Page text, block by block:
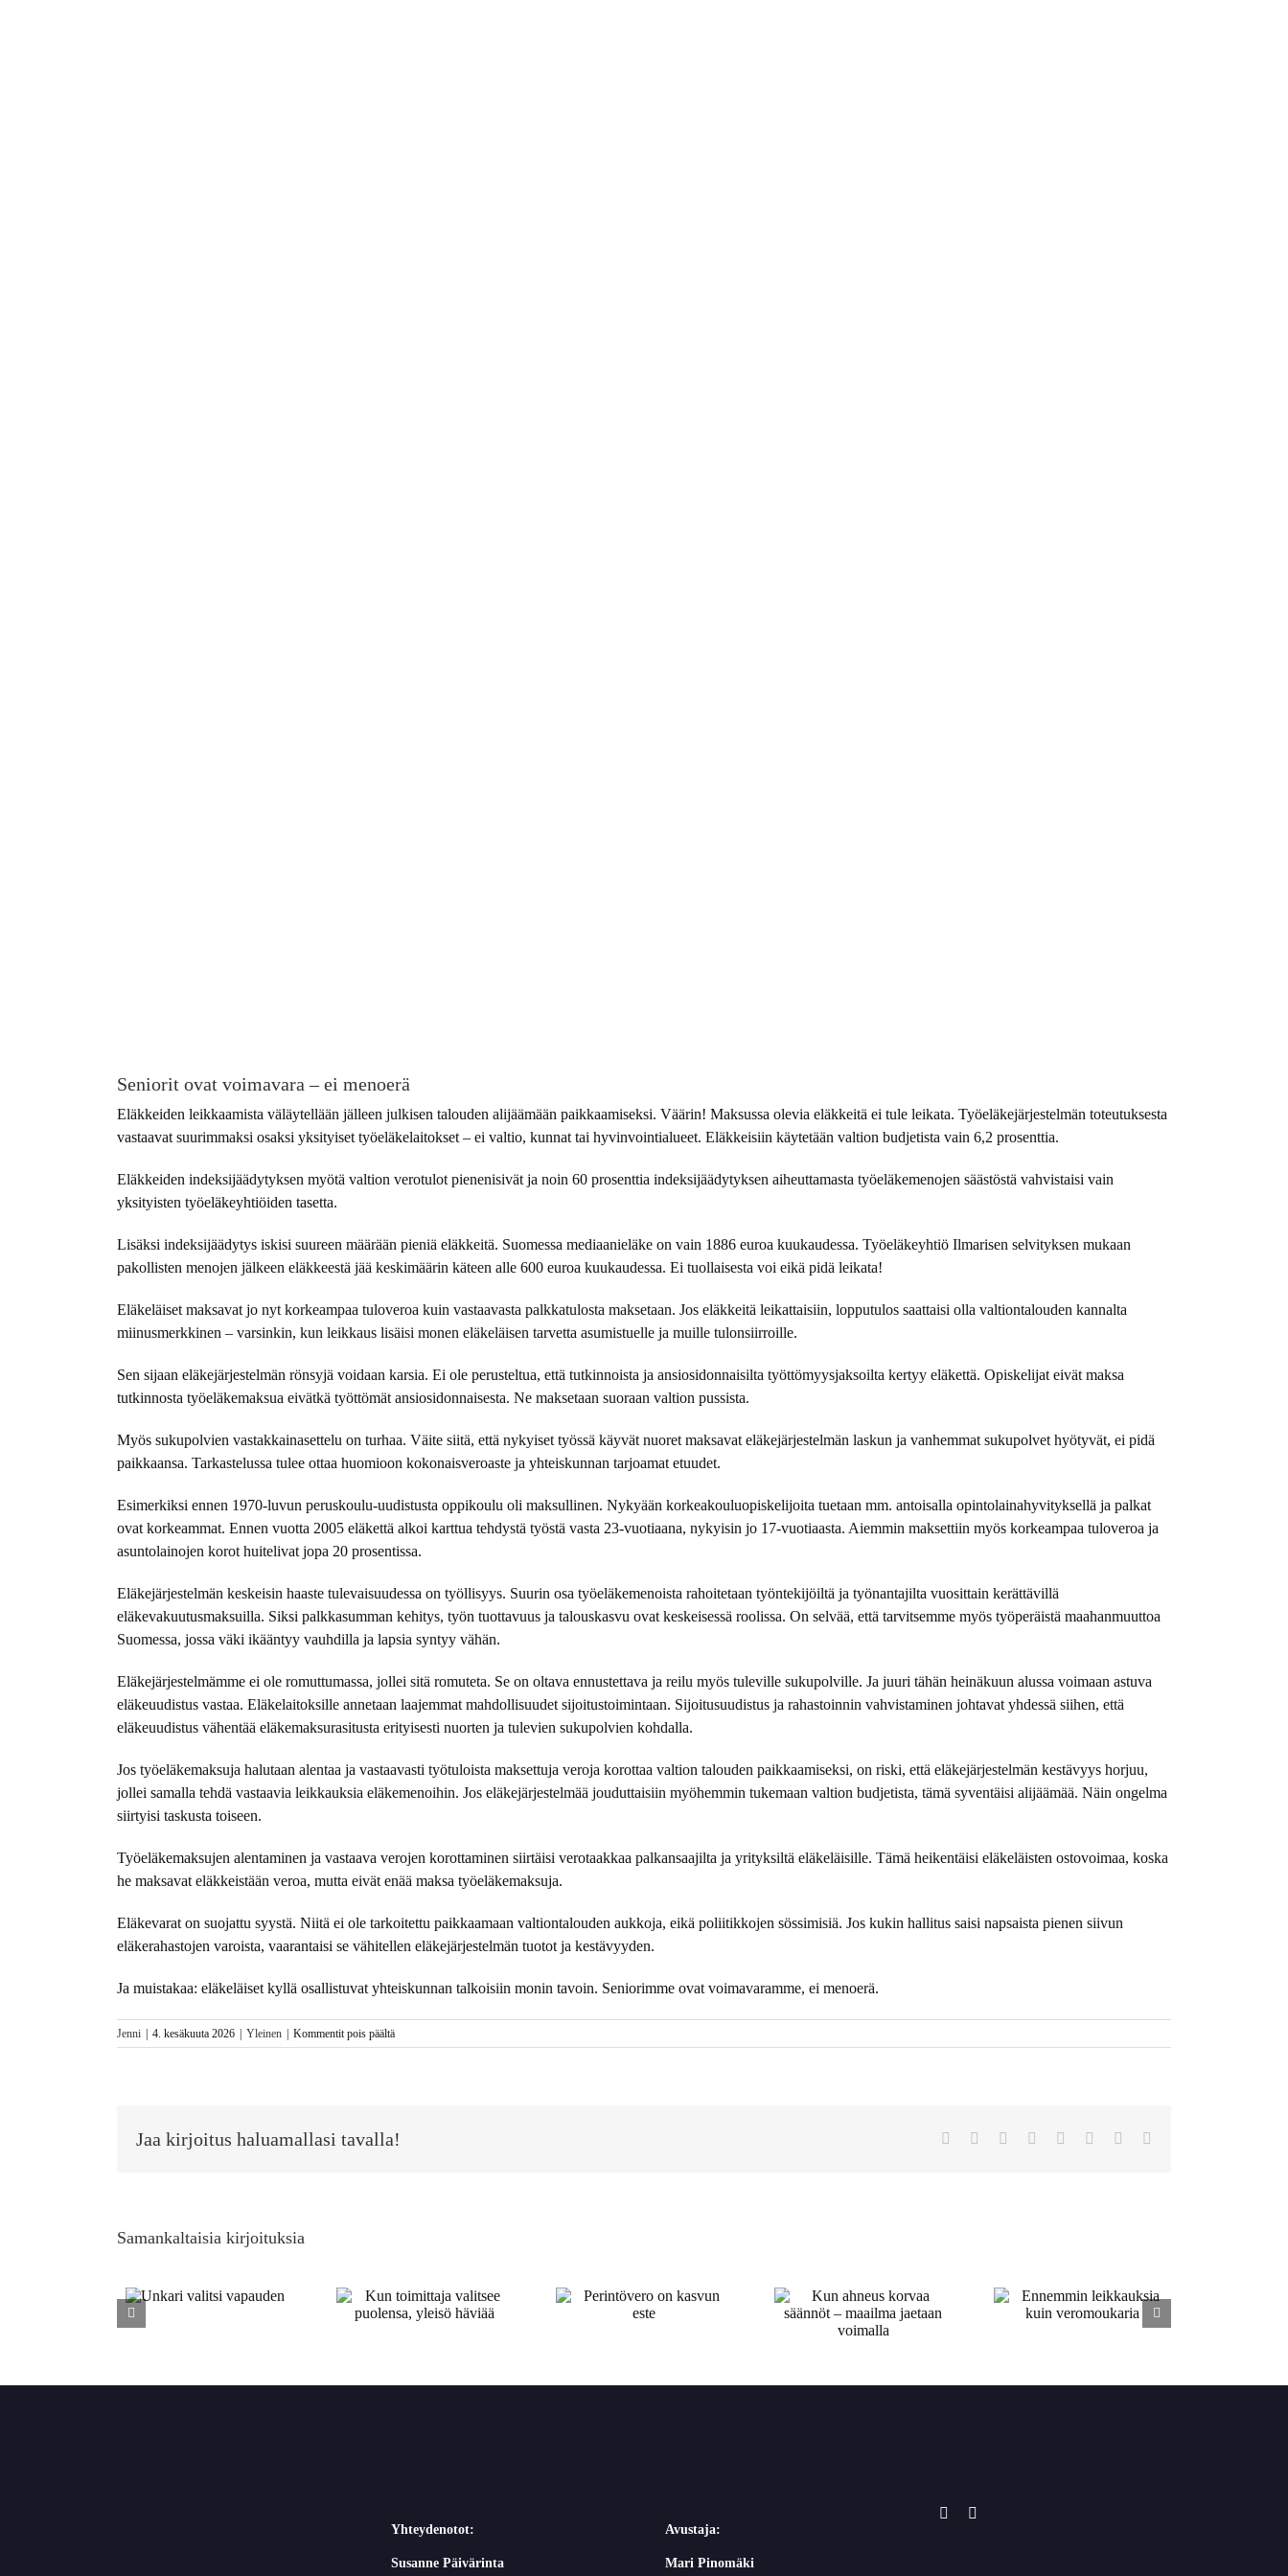
Seniorit ovat voimavara – ei menoerä
Eläkkeiden leikkaamista väläytellään jälleen julkisen talouden alijäämään paikkaamiseksi. Väärin! Maksussa olevia eläkkeitä ei tule leikata. Työeläkejärjestelmän toteutuksesta
vastaavat suurimmaksi osaksi yksityiset työeläkelaitokset – ei valtio, kunnat tai hyvinvointialueet. Eläkkeisiin käytetään valtion budjetista vain 6,2 prosenttia.
Eläkkeiden indeksijäädytyksen myötä valtion verotulot pienenisivät ja noin 60 prosenttia indeksijäädytyksen aiheuttamasta työeläkemenojen säästöstä vahvistaisi vain
yksityisten työeläkeyhtiöiden tasetta.
Lisäksi indeksijäädytys iskisi suureen määrään pieniä eläkkeitä. Suomessa mediaanieläke on vain 1886 euroa kuukaudessa. Työeläkeyhtiö Ilmarisen selvityksen mukaan
pakollisten menojen jälkeen eläkkeestä jää keskimäärin käteen alle 600 euroa kuukaudessa. Ei tuollaisesta voi eikä pidä leikata!
Eläkeläiset maksavat jo nyt korkeampaa tuloveroa kuin vastaavasta palkkatulosta maksetaan. Jos eläkkeitä leikattaisiin, lopputulos saattaisi olla valtiontalouden kannalta
miinusmerkkinen – varsinkin, kun leikkaus lisäisi monen eläkeläisen tarvetta asumistuelle ja muille tulonsiirroille.
Sen sijaan eläkejärjestelmän rönsyjä voidaan karsia. Ei ole perusteltua, että tutkinnoista ja ansiosidonnaisilta työttömyysjaksoilta kertyy eläkettä. Opiskelijat eivät maksa
tutkinnosta työeläkemaksua eivätkä työttömät ansiosidonnaisesta. Ne maksetaan suoraan valtion pussista.
Myös sukupolvien vastakkainasettelu on turhaa. Väite siitä, että nykyiset työssä käyvät nuoret maksavat eläkejärjestelmän laskun ja vanhemmat sukupolvet hyötyvät, ei pidä
paikkaansa. Tarkastelussa tulee ottaa huomioon kokonaisveroaste ja yhteiskunnan tarjoamat etuudet.
Esimerkiksi ennen 1970-luvun peruskoulu-uudistusta oppikoulu oli maksullinen. Nykyään korkeakouluopiskelijoita tuetaan mm. antoisalla opintolainahyvityksellä ja palkat
ovat korkeammat. Ennen vuotta 2005 eläkettä alkoi karttua tehdystä työstä vasta 23-vuotiaana, nykyisin jo 17-vuotiaasta. Aiemmin maksettiin myös korkeampaa tuloveroa ja
asuntolainojen korot huitelivat jopa 20 prosentissa.
Eläkejärjestelmän keskeisin haaste tulevaisuudessa on työllisyys. Suurin osa työeläkemenoista rahoitetaan työntekijöiltä ja työnantajilta vuosittain kerättävillä
eläkevakuutusmaksuilla. Siksi palkkasumman kehitys, työn tuottavuus ja talouskasvu ovat keskeisessä roolissa. On selvää, että tarvitsemme myös työperäistä maahanmuuttoa
Suomessa, jossa väki ikääntyy vauhdilla ja lapsia syntyy vähän.
Eläkejärjestelmämme ei ole romuttumassa, jollei sitä romuteta. Se on oltava ennustettava ja reilu myös tuleville sukupolville. Ja juuri tähän heinäkuun alussa voimaan astuva
eläkeuudistus vastaa. Eläkelaitoksille annetaan laajemmat mahdollisuudet sijoitustoimintaan. Sijoitusuudistus ja rahastoinnin vahvistaminen johtavat yhdessä siihen, että
eläkeuudistus vähentää eläkemaksurasitusta erityisesti nuorten ja tulevien sukupolvien kohdalla.
Jos työeläkemaksuja halutaan alentaa ja vastaavasti työtuloista maksettuja veroja korottaa valtion talouden paikkaamiseksi, on riski, että eläkejärjestelmän kestävyys horjuu,
jollei samalla tehdä vastaavia leikkauksia eläkemenoihin. Jos eläkejärjestelmää jouduttaisiin myöhemmin tukemaan valtion budjetista, tämä syventäisi alijäämää. Näin ongelma
siirtyisi taskusta toiseen.
Työeläkemaksujen alentaminen ja vastaava verojen korottaminen siirtäisi verotaakkaa palkansaajilta ja yrityksiltä eläkeläisille. Tämä heikentäisi eläkeläisten ostovoimaa, koska
he maksavat eläkkeistään veroa, mutta eivät enää maksa työeläkemaksuja.
Eläkevarat on suojattu syystä. Niitä ei ole tarkoitettu paikkaamaan valtiontalouden aukkoja, eikä poliitikkojen sössimisiä. Jos kukin hallitus saisi napsaista pienen siivun
eläkerahastojen varoista, vaarantaisi se vähitellen eläkejärjestelmän tuotot ja kestävyyden.
Ja muistakaa: eläkeläiset kyllä osallistuvat yhteiskunnan talkoisiin monin tavoin. Seniorimme ovat voimavaramme, ei menoerä.
Jenni | 4. kesäkuuta 2026 | Yleinen | Kommentit pois päältäartikkelissa
Seniorit
menoerä
Jaa kirjoitus haluamallasi tavalla! Facebook
TwitterReddit LinkedIn
TumblrPinterest
Samankaltaisia kirjoituksia
Kun toimittaja
Perintövero on
Kun ahneus
korvaa säännöt –
Ennemmin
leikkauksia kuin
Yhteydenotot:
Susanne Päivärinta
Avustaja:
Mari Pinomäki